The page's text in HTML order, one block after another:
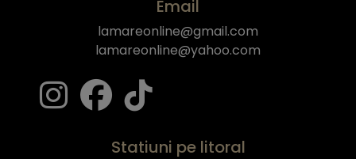
Email
lamareonline@gmail.com
lamareonline@yahoo.com
Statiuni pe litoral